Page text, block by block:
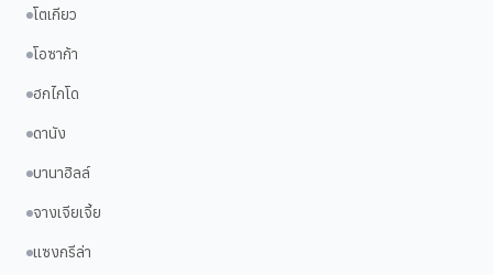
โตเกียว
โอซาก้า
ฮกไกโด
ดานัง
บานาฮิลล์
จางเจียเจี้ย
แซงกรีล่า